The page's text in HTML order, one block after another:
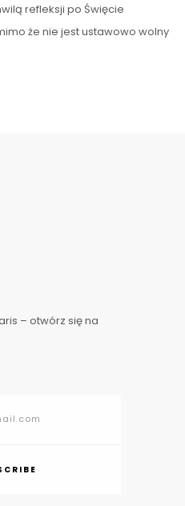
refleksji po Święcie
że nie jest ustawowo wolny
przedstawię Wam stylizacje
– otwórz się na